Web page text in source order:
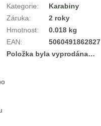
Kategorie:
Karabiny
Záruka:
2 roky
Hmotnost:
0.018 kg
EAN:
5060491862827
Položka byla vyprodána…